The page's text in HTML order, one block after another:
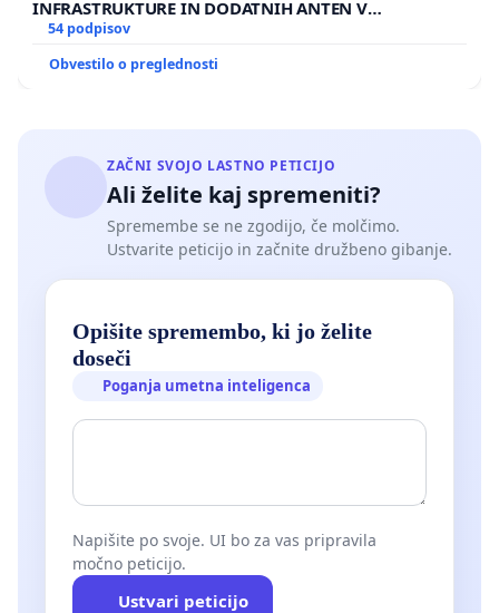
INFRASTRUKTURE IN DODATNIH ANTEN V
GRADIŠČAKU
54 podpisov
Obvestilo o preglednosti
ZAČNI SVOJO LASTNO PETICIJO
Ali želite kaj spremeniti?
Spremembe se ne zgodijo, če molčimo.
Ustvarite peticijo in začnite družbeno gibanje.
Opišite spremembo, ki jo želite
doseči
Poganja umetna inteligenca
Napišite po svoje. UI bo za vas pripravila
močno peticijo.
Ustvari peticijo